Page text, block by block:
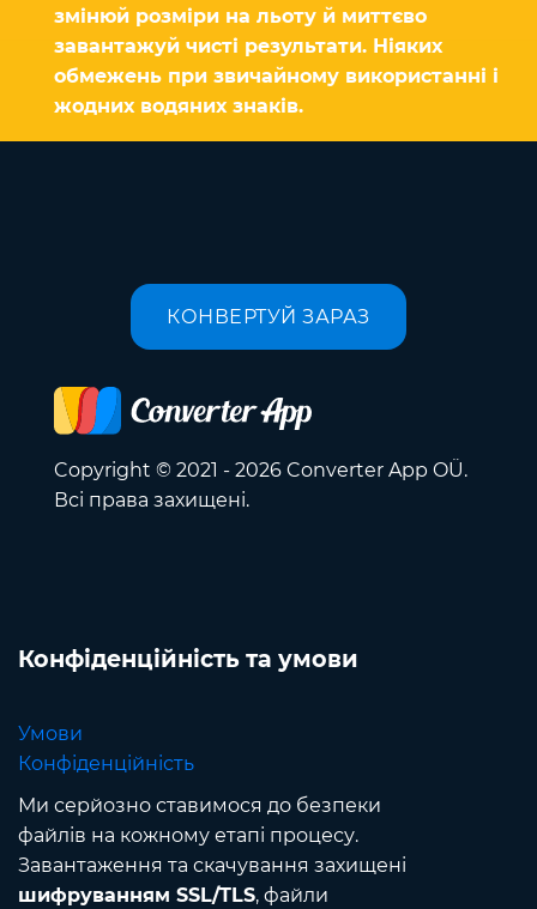
змінюй розміри на льоту й миттєво
завантажуй чисті результати. Ніяких
обмежень при звичайному використанні і
жодних водяних знаків.
КОНВЕРТУЙ ЗАРАЗ
Copyright © 2021 - 2026 Converter App OÜ.
Всі права захищені.
Конфіденційність та умови
Умови
Конфіденційність
Ми серйозно ставимося до безпеки
файлів на кожному етапі процесу.
Завантаження та скачування захищені
шифруванням SSL/TLS, файли